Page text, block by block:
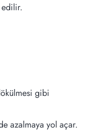
gibi
azalmaya yol açar.